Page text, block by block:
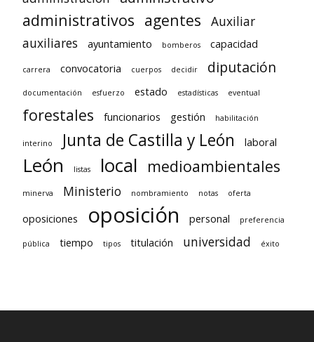
administrativos agentes
Auxiliar
auxiliares
ayuntamiento bomberos capacidad
carrera convocatoria cuerpos decidir diputación
documentación esfuerzo estado estadísticas eventual
forestales funcionarios gestión habilitación
interino Junta de Castilla y León laboral
León listas local medioambientales
minerva Ministerio nombramiento notas oferta
oposiciones oposición personal preferencia
pública tiempo tipos titulación universidad éxito